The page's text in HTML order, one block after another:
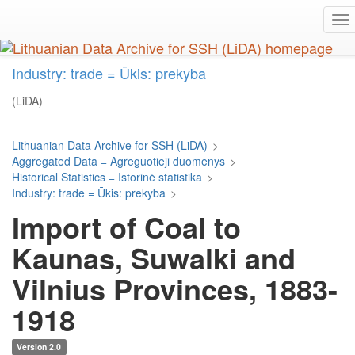
main
content
Industry: trade = Ūkis: prekyba
(LiDA)
Lithuanian Data Archive for SSH (LiDA) >
Aggregated Data = Agreguotieji duomenys >
Historical Statistics = Istorinė statistika >
Industry: trade = Ūkis: prekyba >
Import of Coal to
Kaunas, Suwalki and
Vilnius Provinces, 1883-
1918
Version 2.0